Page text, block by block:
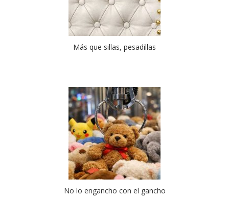
Más que sillas, pesadillas
No lo engancho con el gancho